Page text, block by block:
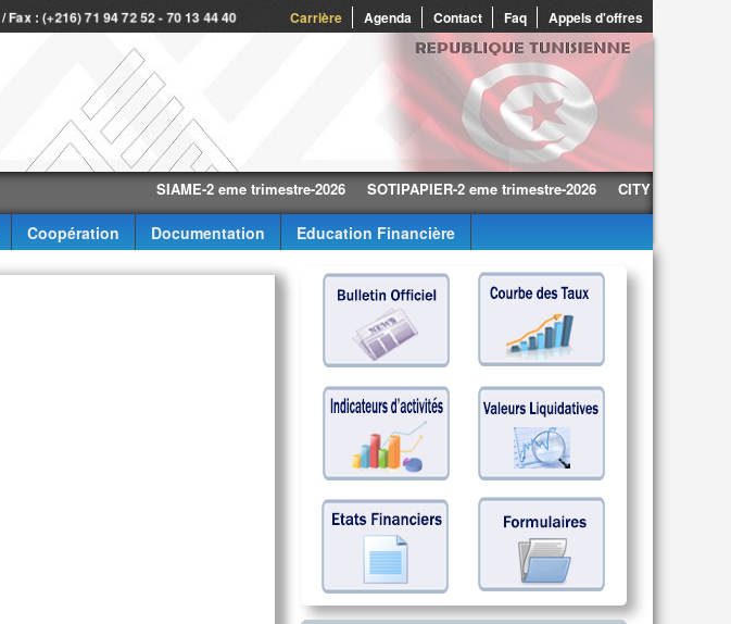
Carrière Agenda Contact Faq Appels d'offres
: (+216) 71 94 72 52 - 70 13 44 40
SIAME-2 eme trimestre-2026 SOTIPAPIER-2 eme trimestre-2026 CITY CARS-2 eme
Coopération Documentation
Education Financière